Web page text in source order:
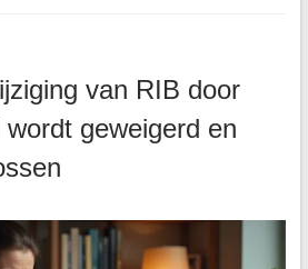
van RIB door
geweigerd en